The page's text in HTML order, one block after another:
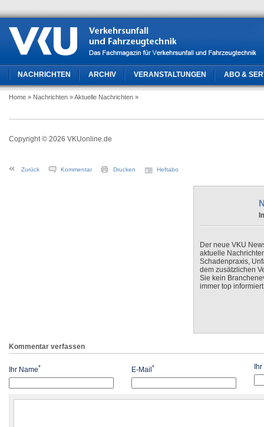
NACHRICHTEN ARCHIV VERANSTALTUNGEN ABO &
Home » Nachrichten » Aktuelle Nachrichten »
Copyright © 2026 VKUonline.de
Zurück Kommentar Drucken Heftabo
Der neue VKU
aktuelle
Schadenpraxis,
dem zusätzlichen
Sie kein
immer top
Kommentar verfassen
Ihr Name* E-Mail *